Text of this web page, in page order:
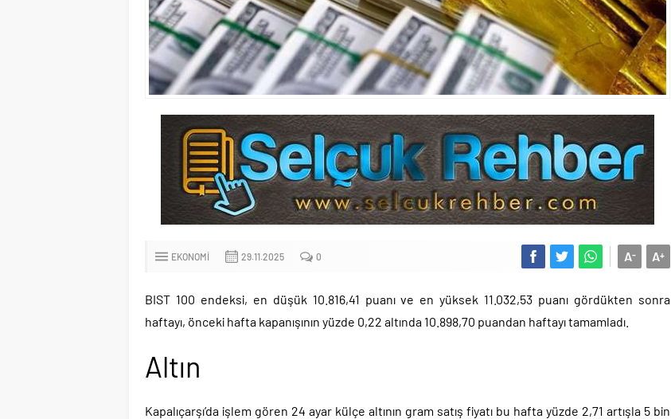
EKONOMI 29.11.2025 0 A+
A-
BIST 100 endeksi, en düşük 10.816,41 puanı ve en yüksek 11.032,53 puanı gördükten sonra
haftayı, önceki hafta kapanışının yüzde 0,22 altında 10.898,70 puandan haftayı tamamladı.
Altın
Kapalıçarşı’da işlem gören 24 ayar külçe altının gram satış fiyatı bu hafta yüzde 2,71 artışla 5 bin